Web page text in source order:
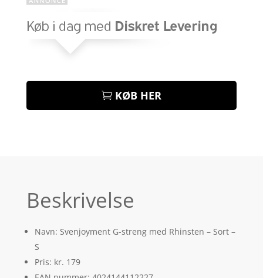
KØB HER
Beskrivelse
Navn: Svenjoyment G-streng med Rhinsten – Sort –
S
Pris: kr. 179